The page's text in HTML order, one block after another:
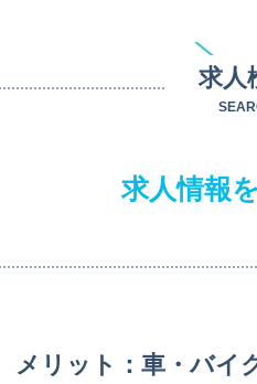
求人
求人情報
メリット：車・バイ